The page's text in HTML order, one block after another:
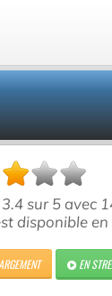
3.4sur5 avec
disponible
EN